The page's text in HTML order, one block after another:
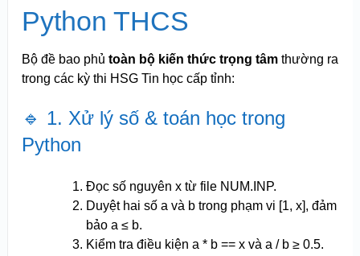
Python THCS
Bộ đề bao phủ toàn bộ kiến thức trọng tâmthường ra
trong các kỳ thi HSG Tin học cấp tỉnh:
🔹 1. Xử lý số & toán học trong
Python
Đọc số nguyên x từ file NUM.INP.
Duyệt hai số a và b trong phạm vi [1, x], đảm
bảo a ≤ b.
Kiểm tra điều kiện a * b == x và a / b ≥ 0.5.